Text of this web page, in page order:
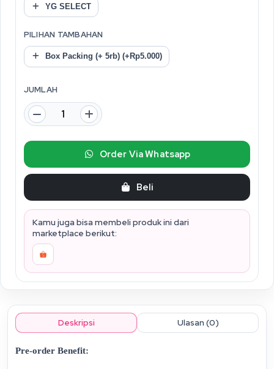
YG SELECT
PILIHAN TAMBAHAN
Box Packing (+ 5rb) (+Rp5.000)
JUMLAH
Order Via Whatsapp
Beli
Kamu juga bisa membeli produk ini dari
marketplace berikut:
Deskripsi Ulasan (0)
Pre-order Benefit: